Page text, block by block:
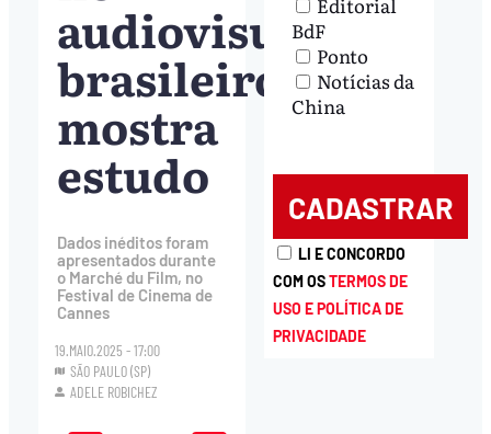
audiovisual
brasileiro,
mostra
estudo
Dados inéditos foram
apresentados durante
o Marché du Film, no
Festival de Cinema de
Cannes
19.MAIO.2025 - 17:00
SÃO PAULO (SP)
ADELE ROBICHEZ
BdF
Ponto
Notícias da
China
LI E CONCORDO
COM OSTERMOS DE
USO E POLÍTICA DE
PRIVACIDADE